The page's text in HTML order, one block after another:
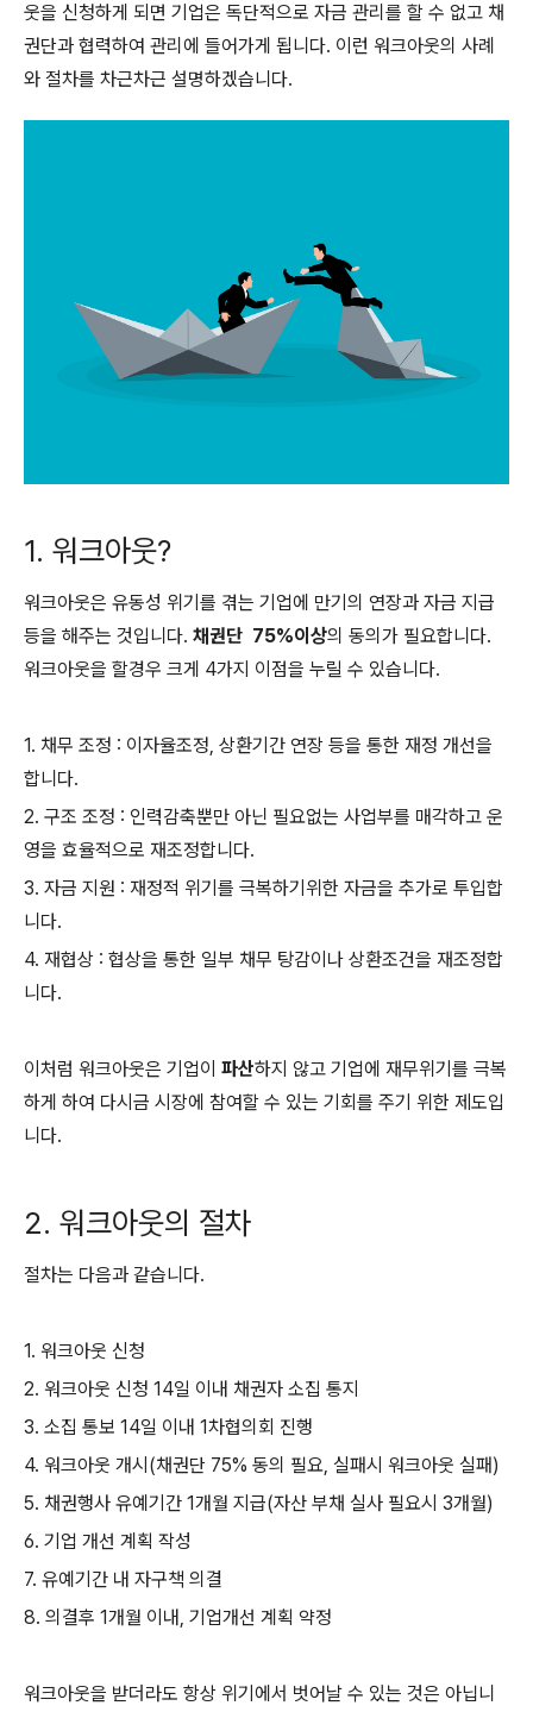
웃을 신청하게 되면 기업은 독단적으로 자금 관리를 할 수 없고 채
권단과 협력하여 관리에 들어가게 됩니다. 이런 워크아웃의 사례
와 절차를 차근차근 설명하겠습니다.
1. 워크아웃?
워크아웃은 유동성 위기를 겪는 기업에 만기의 연장과 자금 지급
등을 해주는 것입니다. 채권단 75%이상의 동의가 필요합니다.
워크아웃을 할경우 크게 4가지 이점을 누릴 수 있습니다.
1. 채무 조정 : 이자율조정, 상환기간 연장 등을 통한 재정 개선을
합니다.
2. 구조 조정 : 인력감축뿐만 아닌 필요없는 사업부를 매각하고 운
영을 효율적으로 재조정합니다.
3. 자금 지원 : 재정적 위기를 극복하기위한 자금을 추가로 투입합
니다.
4. 재협상 : 협상을 통한 일부 채무 탕감이나 상환조건을 재조정합
니다.
이처럼 워크아웃은 기업이 파산하지 않고 기업에 재무위기를 극복
하게 하여 다시금 시장에 참여할 수 있는 기회를 주기 위한 제도입
니다.
2. 워크아웃의 절차
절차는 다음과 같습니다.
1. 워크아웃 신청
2. 워크아웃 신청 14일 이내 채권자 소집 통지
3. 소집 통보 14일 이내 1차협의회 진행
4. 워크아웃 개시(채권단 75% 동의 필요, 실패시 워크아웃 실패)
5. 채권행사 유예기간 1개월 지급(자산 부채 실사 필요시 3개월)
6. 기업 개선 계획 작성
7. 유예기간 내 자구책 의결
8. 의결후 1개월 이내, 기업개선 계획 약정
워크아웃을 받더라도 항상 위기에서 벗어날 수 있는 것은 아닙니